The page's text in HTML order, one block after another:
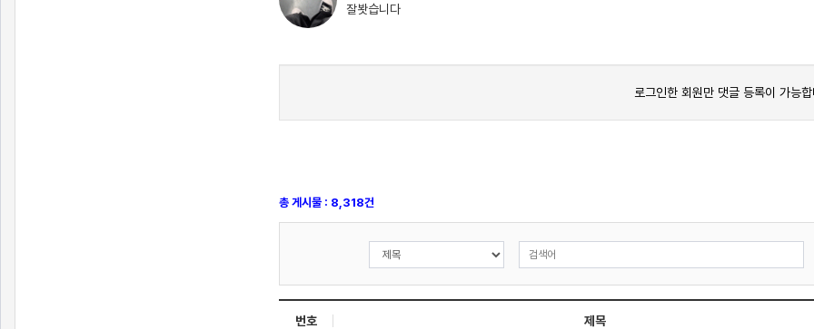
잘봣습니다
로그인한 회원만 댓글 등록이 가능
총 게시물 : 8,318건
번호 제목